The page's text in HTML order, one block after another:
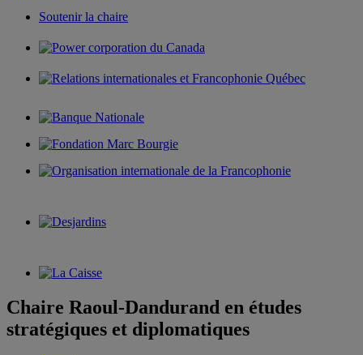
Soutenir la chaire
Chaire Raoul-Dandurand en études
stratégiques et diplomatiques